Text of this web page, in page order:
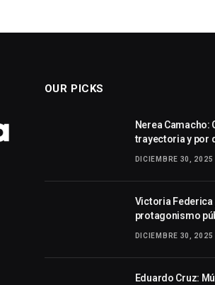
OUR PICKS
Nerea Camacho:
trayectoria y por
DICIEMBRE 30, 2025
Victoria Federica
protagonismo
DICIEMBRE 30, 2025
Eduardo Cruz: